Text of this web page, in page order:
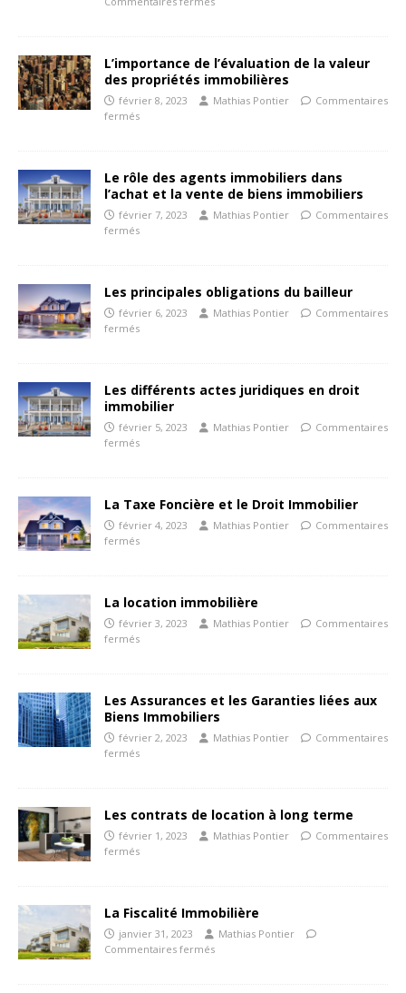
L’importance de l’évaluation de la valeur
des propriétés immobilières
février 8, 2023 Mathias Pontier
Commentaires
fermés
Le rôle des agents immobiliers dans
l’achat et la vente de biens immobiliers
février 7, 2023 Mathias Pontier
Commentaires
fermés
Les principales obligations du bailleur
février 6, 2023 Mathias Pontier
Commentaires
fermés
Les différents actes juridiques en droit
immobilier
février 5, 2023 Mathias Pontier
Commentaires
fermés
La Taxe Foncière et le Droit Immobilier
février 4, 2023 Mathias Pontier
Commentaires
fermés
La location immobilière
février 3, 2023 Mathias Pontier
Commentaires
fermés
Les Assurances et les Garanties liées aux
Biens Immobiliers
février 2, 2023 Mathias Pontier
Commentaires
fermés
Les contrats de location à long terme
février 1, 2023 Mathias Pontier
Commentaires
fermés
La Fiscalité Immobilière
janvier 31, 2023
Mathias Pontier
Commentaires fermés